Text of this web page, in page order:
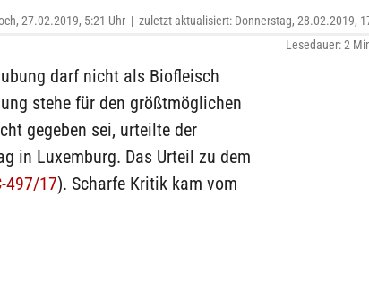
27.02.2019, 5:21 Uhr | zuletzt aktualisiert: Donnerstag, 28.02.2019,
Lesedauer: 2
darf nicht als Biofleisch
stehe für den größtmöglichen
gegeben sei, urteilte der
in Luxemburg. Das Urteil zu dem
497/17). Scharfe Kritik kam vom